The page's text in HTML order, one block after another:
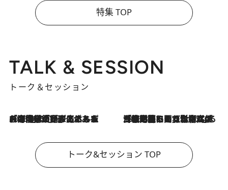
特集 TOP
TALK & SESSION
トーク＆セッション
2026.8.3
「今後値上げがあるとすれば…」「リスクがあるのは今年の冬」エネルギー専門家が語る、ホルムズ海峡封鎖が家庭にもたらす“ある心配” 2026.8.3
「住宅建てられない…」「サーチャージ料の高値が続いている」ホルムズ海峡封鎖による影響はいつまで続く？《エネルギー専門家に聞く“どうなる日本の暮らし”》
トーク&セッション TOP